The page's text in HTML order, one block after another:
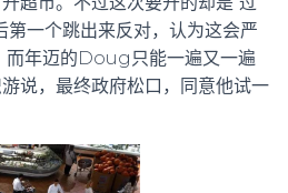
第一个跳出来反对，认为这会严
而年迈的Doug只能一遍又一遍
说，最终政府松口，同意他试一